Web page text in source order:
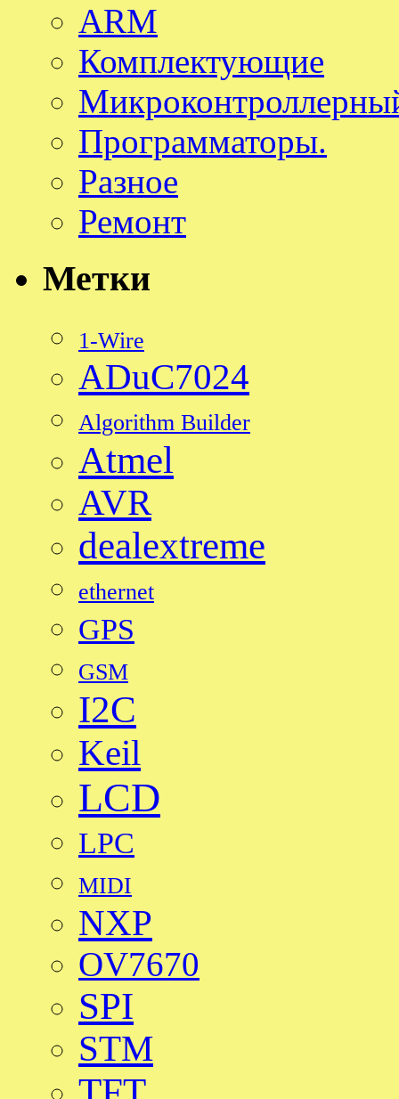
ARM
Комплектующие
Программаторы.
Разное
Ремонт
Метки
1-Wire
ADuC7024
Algorithm Builder
Atmel
AVR
dealextreme
ethernet
GPS
GSM
I2C
Keil
LCD
LPC
MIDI
NXP
OV7670
SPI
STM